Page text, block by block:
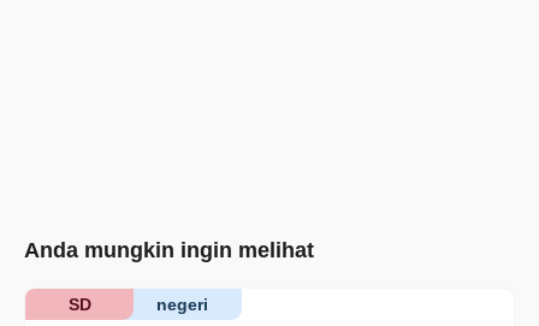
Anda mungkin ingin melihat
negeri
SD